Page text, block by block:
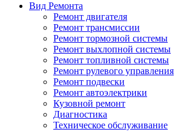
Вид Ремонта
Ремонт двигателя
Ремонт трансмиссии
Ремонт тормозной системы
Ремонт выхлопной системы
Ремонт топливной системы
Ремонт рулевого управления
Ремонт подвески
Ремонт автоэлектрики
Кузовной ремонт
Диагностика
Техническое обслуживание